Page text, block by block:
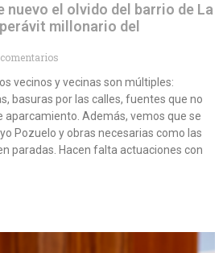
nuevo el olvido del barrio de La
millonario del
vecinos y vecinas son múltiples:
basuras por las calles, fuentes que no
aparcamiento. Además, vemos que se
Pozuelo y obras necesarias como las
paradas. Hacen falta actuaciones con